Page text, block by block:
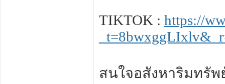
TIKTOK : https://
สนใจอสังหาริมทรั